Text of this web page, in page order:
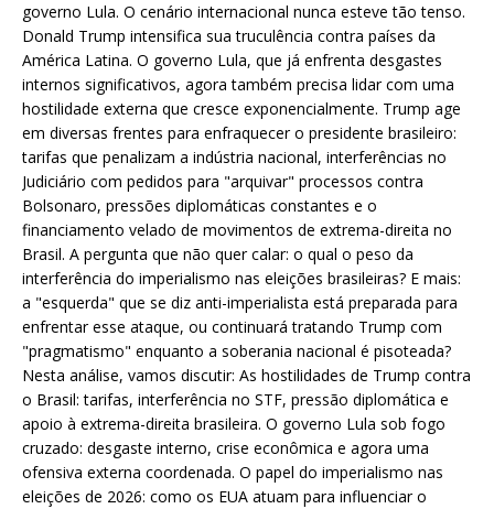
governo Lula. O cenário internacional nunca esteve tão tenso.
Donald Trump intensifica sua truculência contra países da
América Latina. O governo Lula, que já enfrenta desgastes
internos significativos, agora também precisa lidar com uma
hostilidade externa que cresce exponencialmente. Trump age
em diversas frentes para enfraquecer o presidente brasileiro:
tarifas que penalizam a indústria nacional, interferências no
Judiciário com pedidos para "arquivar" processos contra
Bolsonaro, pressões diplomáticas constantes e o
financiamento velado de movimentos de extrema-direita no
Brasil. A pergunta que não quer calar: o qual o peso da
interferência do imperialismo nas eleições brasileiras? E mais:
a "esquerda" que se diz anti-imperialista está preparada para
enfrentar esse ataque, ou continuará tratando Trump com
"pragmatismo" enquanto a soberania nacional é pisoteada?
Nesta análise, vamos discutir: As hostilidades de Trump contra
o Brasil: tarifas, interferência no STF, pressão diplomática e
apoio à extrema-direita brasileira. O governo Lula sob fogo
cruzado: desgaste interno, crise econômica e agora uma
ofensiva externa coordenada. O papel do imperialismo nas
eleições de 2026: como os EUA atuam para influenciar o